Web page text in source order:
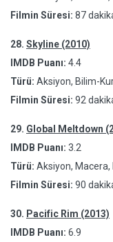
Filmin Süresi: 87
28. Skyline (2010)
IMDB Puanı: 4.4
Türü: Aksiyon, Bilim-
Filmin Süresi: 92
29. Global Meltdown
IMDB Puanı: 3.2
Türü: Aksiyon, Macera,
Filmin Süresi: 90
30. Pacific Rim (2013)
IMDB Puanı: 6.9